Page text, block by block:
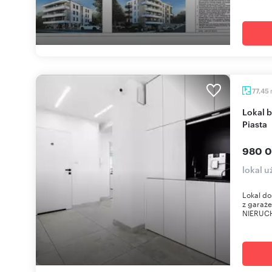
77,45
Lokal beauty z ogródkiem i garażem, 77m2,
Piasta
980
lokal
Lokal
z